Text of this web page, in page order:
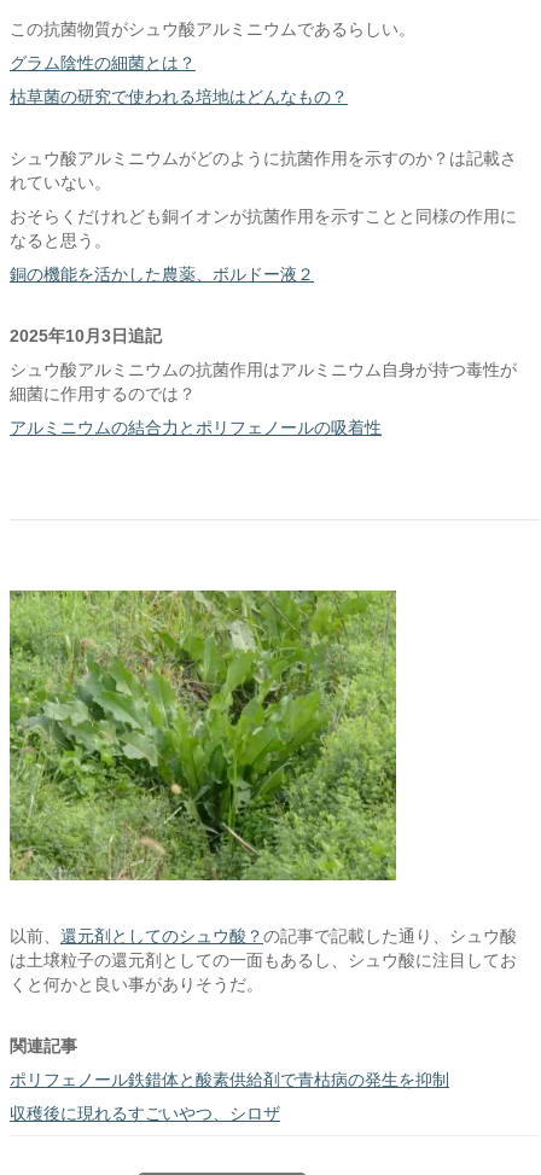
この抗菌物質がシュウ酸アルミニウムであるらしい。
グラム陰性の細菌とは？
枯草菌の研究で使われる培地はどんなもの？
シュウ酸アルミニウムがどのように抗菌作用を示すのか？は記載さ
れていない。
おそらくだけれども銅イオンが抗菌作用を示すことと同様の作用に
なると思う。
銅の機能を活かした農薬、ボルドー液２
2025年10月3日追記
シュウ酸アルミニウムの抗菌作用はアルミニウム自身が持つ毒性が
細菌に作用するのでは？
アルミニウムの結合力とポリフェノールの吸着性
以前、 還元剤としてのシュウ酸？の記事で記載した通り、シュウ酸
は土壌粒子の還元剤としての一面もあるし、シュウ酸に注目してお
くと何かと良い事がありそうだ。
関連記事
ポリフェノール鉄錯体と酸素供給剤で青枯病の発生を抑制
収穫後に現れるすごいやつ、シロザ